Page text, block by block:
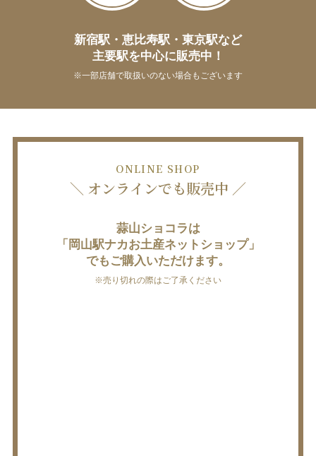
新宿駅・恵比寿駅・東京駅など
主要駅を中心に販売中！
※一部店舗で取扱いのない場合もございます
ONLINE SHOP
＼ オンラインでも販売中 ／
蒜山ショコラは
「岡山駅ナカお土産ネットショップ」
でもご購入いただけます。
※売り切れの際はご了承ください